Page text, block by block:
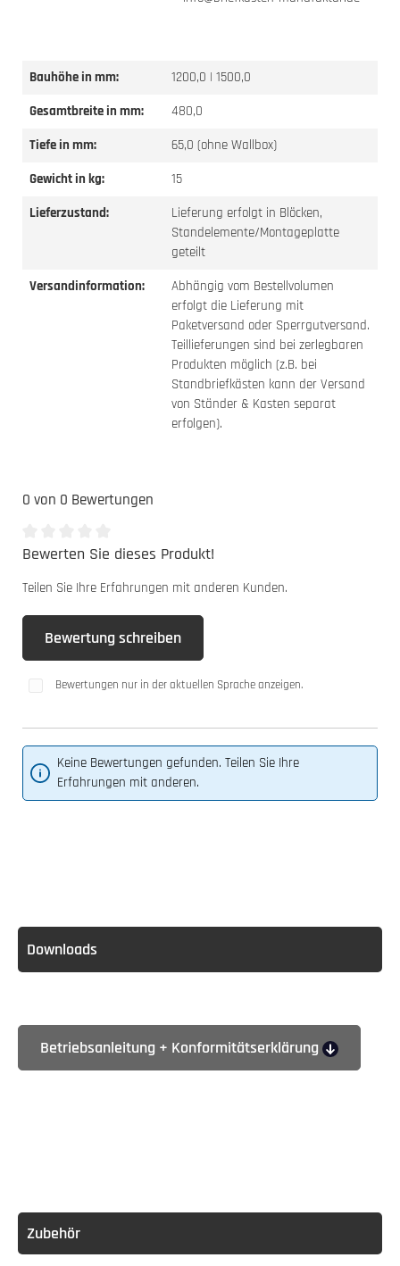
Bauhöhe in mm:
1200,0 | 1500,0
Gesamtbreite in mm:
480,0
Tiefe in mm:
65,0 (ohne Wallbox)
Gewicht in kg:
15
Lieferzustand:
Lieferung erfolgt in Blöcken,
Standelemente/Montageplatte
geteilt
Versandinformation:
Abhängig vom Bestellvolumen
erfolgt die Lieferung mit
Paketversand oder Sperrgutversand.
Teillieferungen sind bei zerlegbaren
Produkten möglich (z.B. bei
Standbriefkästen kann der Versand
von Ständer & Kasten separat
erfolgen).
0 von 0 Bewertungen
Durchschnittliche Bewertung von 0 von 5 Sternen
Bewerten Sie dieses Produkt!
Teilen Sie Ihre Erfahrungen mit anderen Kunden.
Bewertung schreiben
Bewertungen nur in der aktuellen Sprache anzeigen.
Keine Bewertungen gefunden. Teilen Sie Ihre
Erfahrungen mit anderen.
Downloads
Betriebsanleitung + Konformitätserklärung
Zubehör